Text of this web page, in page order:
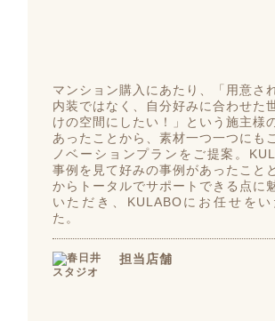
マンション購入にあたり、「用意さ
内装ではなく、自分好みに合わせた
けの空間にしたい！」という施主様
あったことから、素材一つ一つにも
ノベーションプランをご提案。
事例を見て好みの事例があったこと
からトータルでサポートできる点に
いただき、KULABOにお任せをい
た。
担当店舗